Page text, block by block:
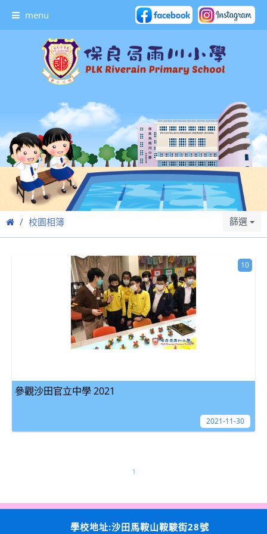
menu
校園相簿 篩選
參觀沙田官立中學 2021
10
2021-11-30
1
學校地址:沙田馬鞍山鞍駿街28號